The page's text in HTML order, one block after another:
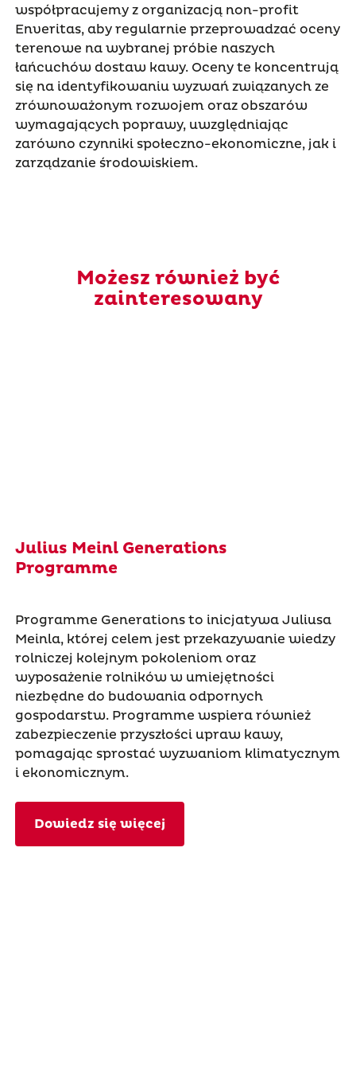
współpracujemy z organizacją non-profit
Enveritas, aby regularnie przeprowadzać oceny
terenowe na wybranej próbie naszych
łańcuchów dostaw kawy. Oceny te koncentrują
się na identyfikowaniu wyzwań związanych ze
zrównoważonym rozwojem oraz obszarów
wymagających poprawy, uwzględniając
zarówno czynniki społeczno-ekonomiczne, jak i
zarządzanie środowiskiem.
Możesz również być
zainteresowany
Julius Meinl Generations
Programme
Programme Generations to inicjatywa Juliusa
Meinla, której celem jest przekazywanie wiedzy
rolniczej kolejnym pokoleniom oraz
wyposażenie rolników w umiejętności
niezbędne do budowania odpornych
gospodarstw. Programme wspiera również
zabezpieczenie przyszłości upraw kawy,
pomagając sprostać wyzwaniom klimatycznym
i ekonomicznym.
Dowiedz się więcej